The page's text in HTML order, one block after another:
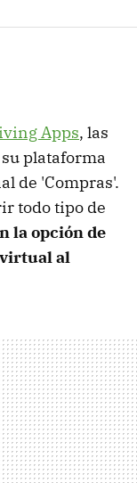
Apps, las
plataforma
de 'Compras'.
todo tipo de
la opción de
al